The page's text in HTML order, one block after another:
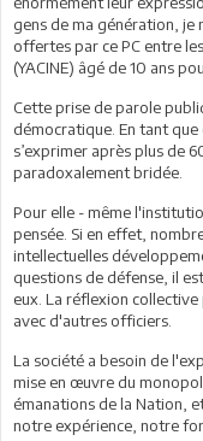
gens de ma génération,
offertes par ce PC entre
(YACINE) âgé de 10 ans
Cette prise de parole
démocratique. En tant
s’exprimer après plus de
paradoxalement bridée.
Pour elle - même
pensée. Si en effet,
intellectuelles
questions de défense, il
eux. La réflexion
avec d'autres officiers.
La société a besoin de
mise en œuvre du
émanations de la Nation,
notre expérience, notre